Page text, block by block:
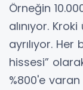
Örneğin
alınıyor.
ayrılıyor. Her
hissesi”
%800'e